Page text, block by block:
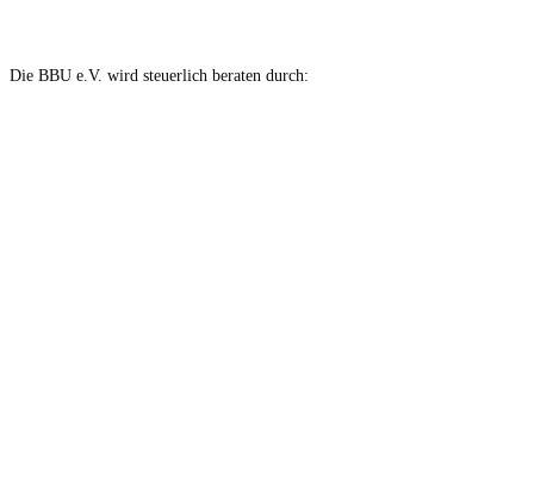
Die BBU e.V. wird steuerlich beraten durch: